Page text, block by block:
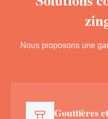
Nous proposons une
Gouttières